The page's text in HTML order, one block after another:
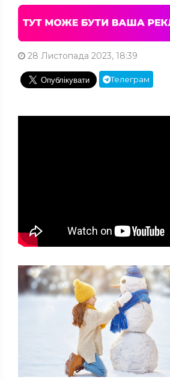
28 Листопада 2023, 18:39
Телеграм